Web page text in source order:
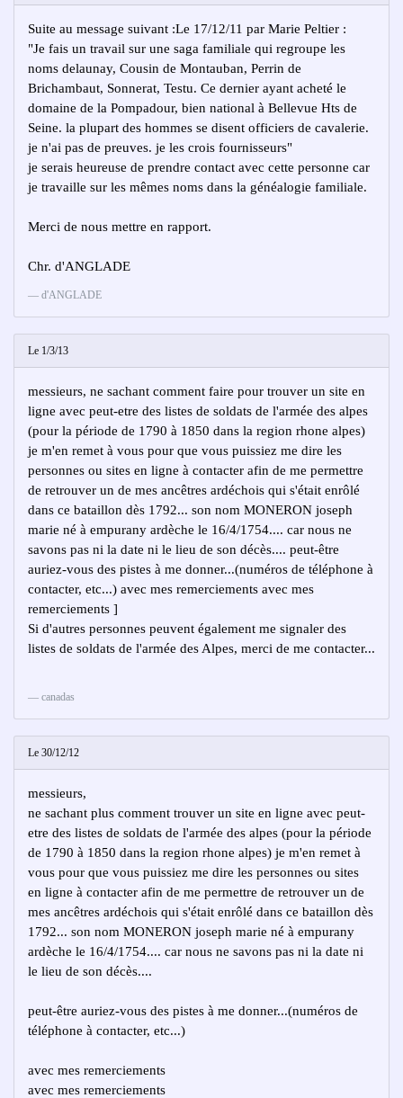
Suite au message suivant :Le 17/12/11 par Marie Peltier :
"Je fais un travail sur une saga familiale qui regroupe les
noms delaunay, Cousin de Montauban, Perrin de
Brichambaut, Sonnerat, Testu. Ce dernier ayant acheté le
domaine de la Pompadour, bien national à Bellevue Hts de
Seine. la plupart des hommes se disent officiers de cavalerie.
je n'ai pas de preuves. je les crois fournisseurs"
je serais heureuse de prendre contact avec cette personne car
je travaille sur les mêmes noms dans la généalogie familiale.
Merci de nous mettre en rapport.
Chr. d'ANGLADE
d'ANGLADE
Le 1/3/13
messieurs, ne sachant comment faire pour trouver un site en
ligne avec peut-etre des listes de soldats de l'armée des alpes
(pour la période de 1790 à 1850 dans la region rhone alpes)
je m'en remet à vous pour que vous puissiez me dire les
personnes ou sites en ligne à contacter afin de me permettre
de retrouver un de mes ancêtres ardéchois qui s'était enrôlé
dans ce bataillon dès 1792... son nom MONERON joseph
marie né à empurany ardèche le 16/4/1754.... car nous ne
savons pas ni la date ni le lieu de son décès.... peut-être
auriez-vous des pistes à me donner...(numéros de téléphone à
contacter, etc...) avec mes remerciements avec mes
remerciements ]
Si d'autres personnes peuvent également me signaler des
listes de soldats de l'armée des Alpes, merci de me contacter...
canadas
Le 30/12/12
messieurs,
ne sachant plus comment trouver un site en ligne avec peut-
etre des listes de soldats de l'armée des alpes (pour la période
de 1790 à 1850 dans la region rhone alpes) je m'en remet à
vous pour que vous puissiez me dire les personnes ou sites
en ligne à contacter afin de me permettre de retrouver un de
mes ancêtres ardéchois qui s'était enrôlé dans ce bataillon dès
1792... son nom MONERON joseph marie né à empurany
ardèche le 16/4/1754.... car nous ne savons pas ni la date ni
le lieu de son décès....
peut-être auriez-vous des pistes à me donner...(numéros de
téléphone à contacter, etc...)
avec mes remerciements
avec mes remerciements